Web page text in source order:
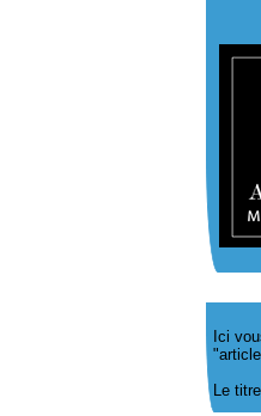
Ici
Le